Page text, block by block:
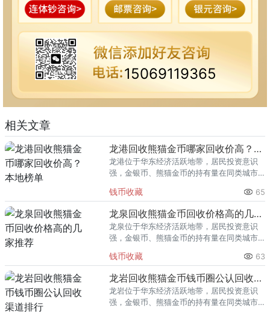
15069119365
相关文章
龙港回收熊猫金币哪家回收价高？本地榜单
龙港位于华东经济活跃地带，居民投资意识
强，金银币、熊猫金币的持有量在同类城市
熊猫金币的需求就明显升温，但鱼龙混杂的
回收渠道里，能精准识别版别溢
钱币收藏 65
龙泉回收熊猫金币回收价格高的几家推荐
龙泉位于华东经济活跃地带，居民投资意识
强，金银币、熊猫金币的持有量在同类城市
熊猫金币的需求就明显升温，但鱼龙混杂的
回收渠道里，能精准识别版别溢
钱币收藏 63
龙岩回收熊猫金币钱币圈公认回收渠道排行
龙岩位于华东经济活跃地带，居民投资意识
强，金银币、熊猫金币的持有量在同类城市